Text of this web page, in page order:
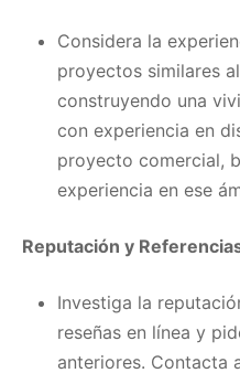
Considera la
proyectos similares
construyendo una
con experiencia en
proyecto comercial,
experiencia en ese
Reputación y
Investiga la
reseñas en línea y
anteriores. Contacta